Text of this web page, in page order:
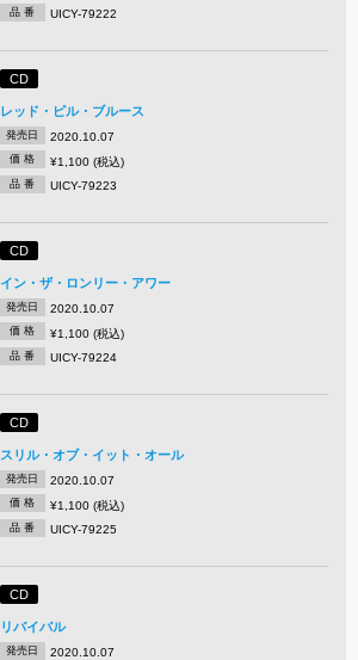
品 番 UICY-79222
CD
レッド・ピル・ブルース
発売日 2020.10.07
価 格 ¥1,100 (税込)
品 番 UICY-79223
CD
イン・ザ・ロンリー・アワー
発売日 2020.10.07
価 格 ¥1,100 (税込)
品 番 UICY-79224
CD
スリル・オブ・イット・オール
発売日 2020.10.07
価 格 ¥1,100 (税込)
品 番 UICY-79225
CD
リバイバル
発売日 2020.10.07